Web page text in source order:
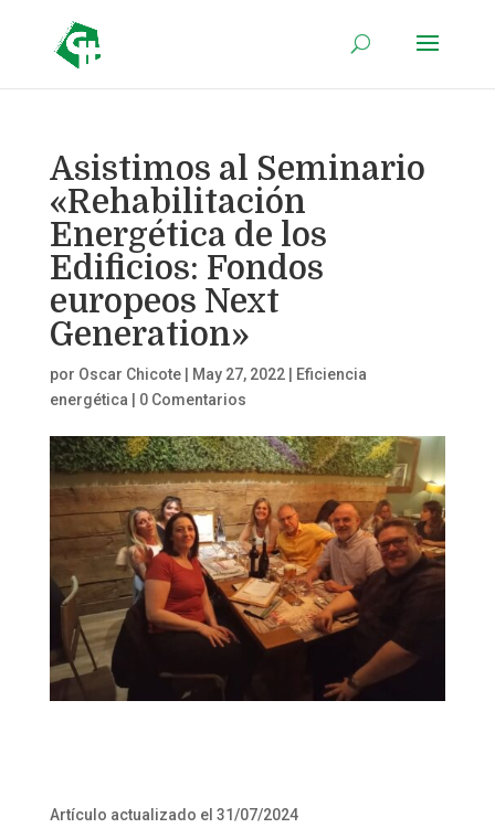
Asistimos al Seminario
«Rehabilitación
Energética de los
Edificios: Fondos
europeos Next
Generation»
por Oscar Chicote| May 27, 2022|
Eficiencia
energética
0 Comentarios
Artículo actualizado el 31/07/2024